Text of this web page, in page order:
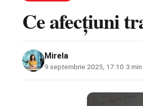
Ce afecțiuni
Mirela
9 septembrie 2025, 17:10 3